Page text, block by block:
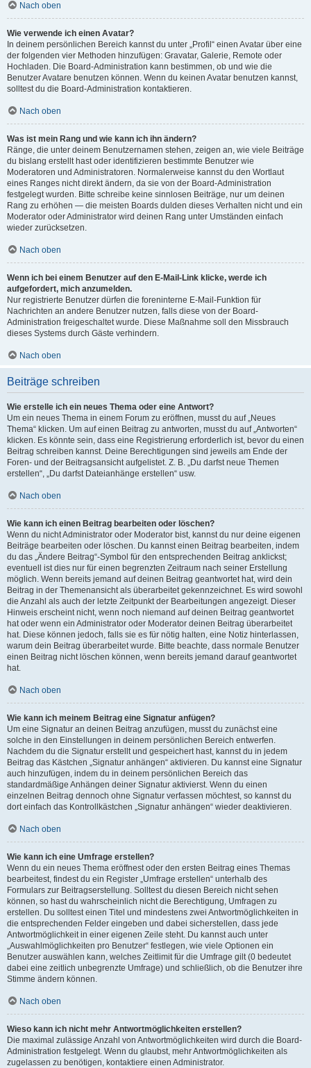
Nach oben
Wie verwende ich einen Avatar?
In deinem persönlichen Bereich kannst du unter „Profil“ einen Avatar über eine
der folgenden vier Methoden hinzufügen: Gravatar, Galerie, Remote oder
Hochladen. Die Board-Administration kann bestimmen, ob und wie die
Benutzer Avatare benutzen können. Wenn du keinen Avatar benutzen kannst,
solltest du die Board-Administration kontaktieren.
Nach oben
Was ist mein Rang und wie kann ich ihn ändern?
Ränge, die unter deinem Benutzernamen stehen, zeigen an, wie viele Beiträge
du bislang erstellt hast oder identifizieren bestimmte Benutzer wie
Moderatoren und Administratoren. Normalerweise kannst du den Wortlaut
eines Ranges nicht direkt ändern, da sie von der Board-Administration
festgelegt wurden. Bitte schreibe keine sinnlosen Beiträge, nur um deinen
Rang zu erhöhen — die meisten Boards dulden dieses Verhalten nicht und ein
Moderator oder Administrator wird deinen Rang unter Umständen einfach
wieder zurücksetzen.
Nach oben
Wenn ich bei einem Benutzer auf den E-Mail-Link klicke, werde ich
aufgefordert, mich anzumelden.
Nur registrierte Benutzer dürfen die foreninterne E-Mail-Funktion für
Nachrichten an andere Benutzer nutzen, falls diese von der Board-
Administration freigeschaltet wurde. Diese Maßnahme soll den Missbrauch
dieses Systems durch Gäste verhindern.
Nach oben
Beiträge schreiben
Wie erstelle ich ein neues Thema oder eine Antwort?
Um ein neues Thema in einem Forum zu eröffnen, musst du auf „Neues
Thema“ klicken. Um auf einen Beitrag zu antworten, musst du auf „Antworten“
klicken. Es könnte sein, dass eine Registrierung erforderlich ist, bevor du einen
Beitrag schreiben kannst. Deine Berechtigungen sind jeweils am Ende der
Foren- und der Beitragsansicht aufgelistet. Z. B. „Du darfst neue Themen
erstellen“, „Du darfst Dateianhänge erstellen“ usw.
Nach oben
Wie kann ich einen Beitrag bearbeiten oder löschen?
Wenn du nicht Administrator oder Moderator bist, kannst du nur deine eigenen
Beiträge bearbeiten oder löschen. Du kannst einen Beitrag bearbeiten, indem
du das „Ändere Beitrag“-Symbol für den entsprechenden Beitrag anklickst;
eventuell ist dies nur für einen begrenzten Zeitraum nach seiner Erstellung
möglich. Wenn bereits jemand auf deinen Beitrag geantwortet hat, wird dein
Beitrag in der Themenansicht als überarbeitet gekennzeichnet. Es wird sowohl
die Anzahl als auch der letzte Zeitpunkt der Bearbeitungen angezeigt. Dieser
Hinweis erscheint nicht, wenn noch niemand auf deinen Beitrag geantwortet
hat oder wenn ein Administrator oder Moderator deinen Beitrag überarbeitet
hat. Diese können jedoch, falls sie es für nötig halten, eine Notiz hinterlassen,
warum dein Beitrag überarbeitet wurde. Bitte beachte, dass normale Benutzer
einen Beitrag nicht löschen können, wenn bereits jemand darauf geantwortet
hat.
Nach oben
Wie kann ich meinem Beitrag eine Signatur anfügen?
Um eine Signatur an deinen Beitrag anzufügen, musst du zunächst eine
solche in den Einstellungen in deinem persönlichen Bereich entwerfen.
Nachdem du die Signatur erstellt und gespeichert hast, kannst du in jedem
Beitrag das Kästchen „Signatur anhängen“ aktivieren. Du kannst eine Signatur
auch hinzufügen, indem du in deinem persönlichen Bereich das
standardmäßige Anhängen deiner Signatur aktivierst. Wenn du einen
einzelnen Beitrag dennoch ohne Signatur verfassen möchtest, so kannst du
dort einfach das Kontrollkästchen „Signatur anhängen“ wieder deaktivieren.
Nach oben
Wie kann ich eine Umfrage erstellen?
Wenn du ein neues Thema eröffnest oder den ersten Beitrag eines Themas
bearbeitest, findest du ein Register „Umfrage erstellen“ unterhalb des
Formulars zur Beitragserstellung. Solltest du diesen Bereich nicht sehen
können, so hast du wahrscheinlich nicht die Berechtigung, Umfragen zu
erstellen. Du solltest einen Titel und mindestens zwei Antwortmöglichkeiten in
die entsprechenden Felder eingeben und dabei sicherstellen, dass jede
Antwortmöglichkeit in einer eigenen Zeile steht. Du kannst auch unter
„Auswahlmöglichkeiten pro Benutzer“ festlegen, wie viele Optionen ein
Benutzer auswählen kann, welches Zeitlimit für die Umfrage gilt (0 bedeutet
dabei eine zeitlich unbegrenzte Umfrage) und schließlich, ob die Benutzer ihre
Stimme ändern können.
Nach oben
Wieso kann ich nicht mehr Antwortmöglichkeiten erstellen?
Die maximal zulässige Anzahl von Antwortmöglichkeiten wird durch die Board-
Administration festgelegt. Wenn du glaubst, mehr Antwortmöglichkeiten als
zugelassen zu benötigen, kontaktiere einen Administrator.